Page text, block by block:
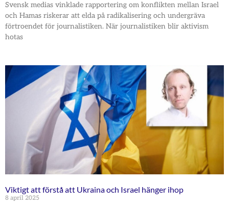
Svensk medias vinklade rapportering om konflikten mellan Israel
och Hamas riskerar att elda på radikalisering och undergräva
förtroendet för journalistiken. När journalistiken blir aktivism
hotas
Viktigt att förstå att Ukraina och Israel hänger ihop
8 april 2025